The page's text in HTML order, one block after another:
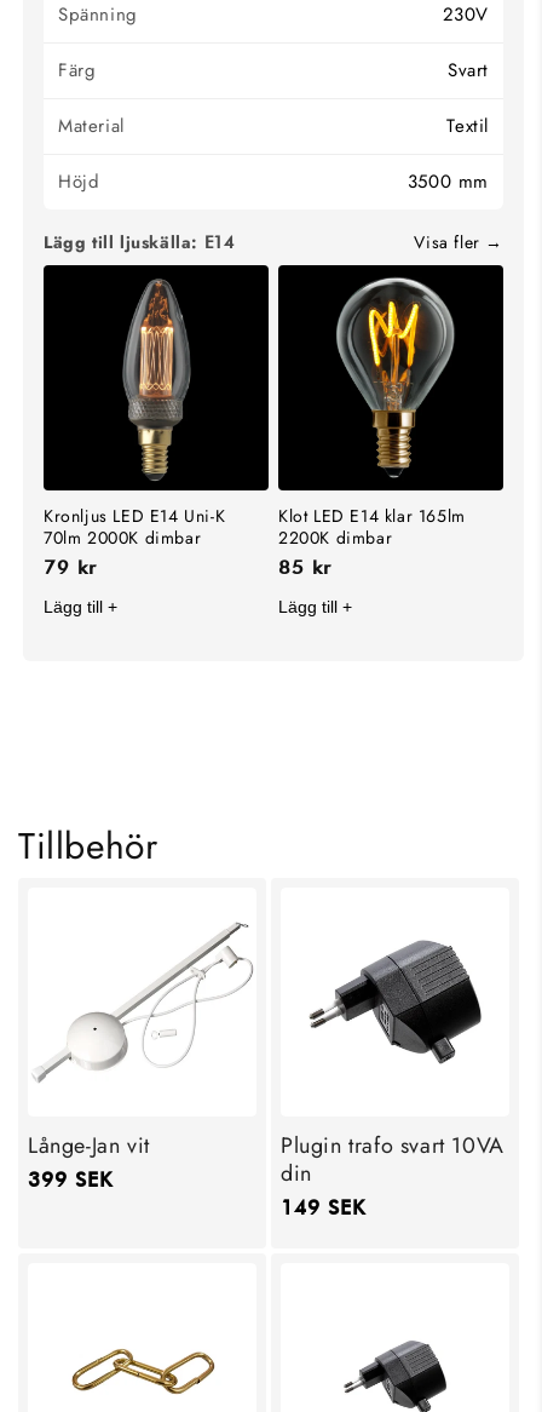
Spänning 230V
Färg Svart
Material Textil
Höjd 3500 mm
Lägg till ljuskälla: E14 Visa fler
Kronljus LED E14 Uni-K
70lm 2000K dimbar
79 kr
Lägg till +
Klot LED E14 klar 165lm
2200K dimbar
85 kr
Lägg till +
Tillbehör
Långe-Jan vit
Ordinarie
399 SEK
Plugin trafo svart 10VA
din
Ordinarie
149 SEK